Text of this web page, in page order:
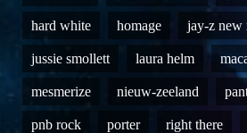
hard white homage jay-z new
jussie smollett laura helm
mesmerize nieuw-zeeland
pnb rock porter right there